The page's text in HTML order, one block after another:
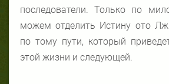
последователи. Только по
можем отделить Истину ото
по тому пути, который
этой жизни и следующей.